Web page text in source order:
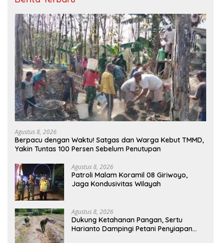
Agustus 8, 2026
Berpacu dengan Waktu! Satgas dan Warga Kebut TMMD,
Yakin Tuntas 100 Persen Sebelum Penutupan
Agustus 8, 2026
Patroli Malam Koramil 08 Giriwoyo,
Jaga Kondusivitas Wilayah
Agustus 8, 2026
Dukung Ketahanan Pangan, Sertu
Harianto Dampingi Petani Penyiapan